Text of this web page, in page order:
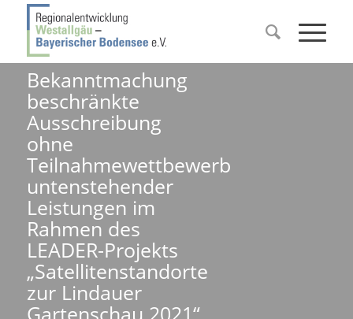
Bekanntmachung
beschränkte
Ausschreibung
ohne
Teilnahmewettbewerb
untenstehender
Leistungen im
Rahmen des
LEADER-Projekts
„Satellitenstandorte
zur Lindauer
Gartenschau 2021“